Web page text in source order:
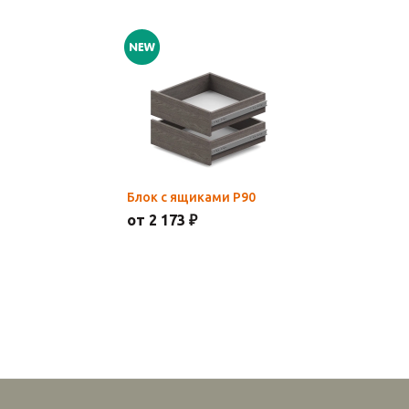
Блок с ящиками Р90
от 2 173 ₽